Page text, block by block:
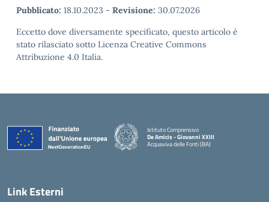
Pubblicato: 18.10.2023 - Revisione: 30.07.2026
Eccetto dove diversamente specificato, questo articolo è
stato rilasciato sotto Licenza Creative Commons
Attribuzione 4.0 Italia.
Istituto Comprensivo
De Amicis - Giovanni XXIII
Acquaviva delle Fonti (BA)
— Visita la pagina iniziale della scuola
Link Esterni